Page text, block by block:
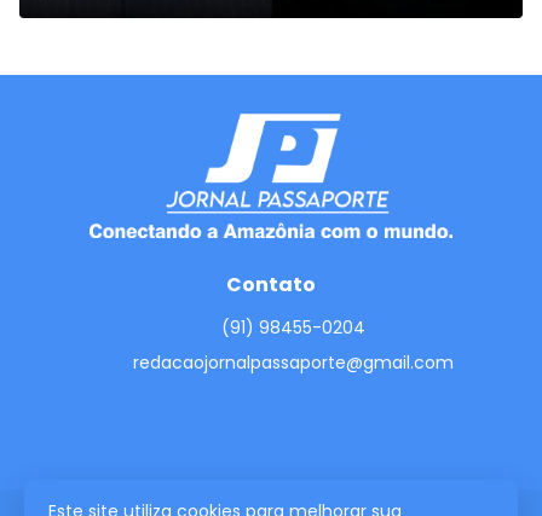
Este site utiliza cookies para melhorar sua
Contato
(91) 98455-0204
redacaojornalpassaporte@gmail.com